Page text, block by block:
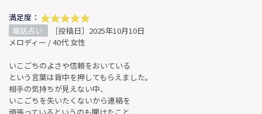
満足度：
電話占い
［投稿日］2025年10月10日
メロディー / 40代 女性
いこごちのよさや信頼をおいている
という言葉は背中を押してもらえました。
相手の気持ちが見えない中、
いこごちを失いたくないから連絡を